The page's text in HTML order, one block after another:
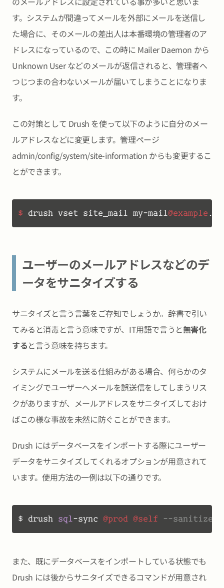
す。システムが間違ってメールを外部にメールを送信し
た場合に、そのメールの差出人は本番環境の管理者のア
ドレスになっているので、この時に Mailer Daemon から
Unknown User などのメールが返信されると、管理者へ
つじつまの合わないメールが届いてしまうことになりま
す。
この対策として Drush を使って以下のように自分のメー
ルアドレスなどに変更します。管理ページ
admin/config/system/site-information からも変更するこ
とができます。
$ drush vset site_mail my-mail@example
ユーザーのメールアドレスなどのデ
ータをサニタイズする
サニタイズと言う言葉をご存知でしょうか。辞書で引い
てみると消毒と言う意味ですが、IT用語で言うと無害化
すると言う意味を持ちます。
システムにメールを送る仕組みがある場合、何らかのタ
イミングでユーザーへメールを誤送信をしてしまうリス
クがありますが、メールアドレスをサニタイズしておけ
ばこの様な事故を未然に防ぐことができます。
Drush にはデータベースをインポートする際にユーザー
データをサニタイズしてくれるオプションが用意されて
います。使用方法の一例は以下の通りです。
$ drush sql-sync @prod @self --sanitize
また、既にデータベースをインポートしている状態でも
Drush には後からサニタイズできるコマンドが用意され